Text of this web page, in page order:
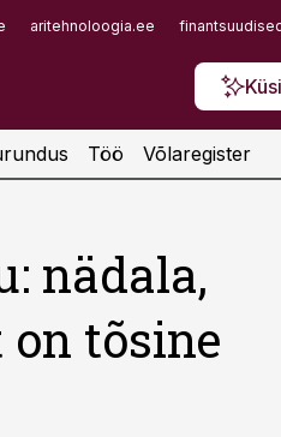
aritehnoloogia.ee
Töö Võlaregister
nädala,
tõsine